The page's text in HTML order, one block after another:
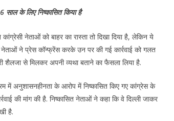
साल के लिए निष्कासित किया है
नेताओं को बाहर का रास्ता तो दिखा दिया है, लेकिन ये
नेताओं ने प्रेस कॉन्फ्रेंस करके उन पर की गई कार्रवाई को गलत
शैलजा से मिलकर अपनी व्यथा बताने का फैसला लिया है.
में अनुशासनहीनता के आरोप में निष्कासित किए गए कांग्रेस के
की मांग की है. निष्कासित नेताओं ने कहा कि वे दिल्ली जाकर
है.